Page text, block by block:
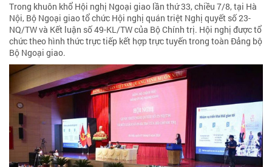
Trong khuôn khổ Hội nghị Ngoại giao lần thứ 33, chiều 7/8, tại Hà
Nội, Bộ Ngoại giao tổ chức Hội nghị quán triệt Nghị quyết số 23-
NQ/TW và Kết luận số 49-KL/TW của Bộ Chính trị. Hội nghị được tổ
chức theo hình thức trực tiếp kết hợp trực tuyến trong toàn Đảng bộ
Bộ Ngoại giao.